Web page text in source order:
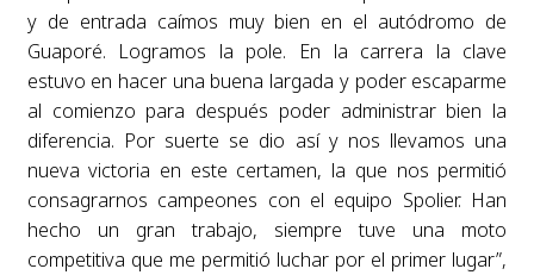
y de entrada caímos muy bien en el autódromo de
Guaporé. Logramos la pole. En la carrera la clave
estuvo en hacer una buena largada y poder escaparme
al comienzo para después poder administrar bien la
diferencia. Por suerte se dio así y nos llevamos una
nueva victoria en este certamen, la que nos permitió
consagrarnos campeones con el equipo Spolier. Han
hecho un gran trabajo, siempre tuve una moto
competitiva que me permitió luchar por el primer lugar”,